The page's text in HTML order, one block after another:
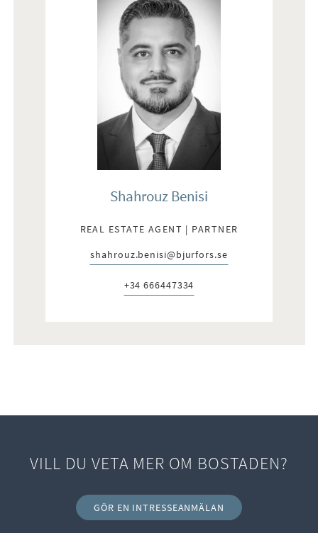
Shahrouz Benisi
REAL ESTATE AGENT | PARTNER
E-post:
shahrouz.benisi@bjurfors.se
Telefon:
+34 666447334
VILL DU VETA MER OM BOSTADEN?
GÖR EN INTRESSEANMÄLAN